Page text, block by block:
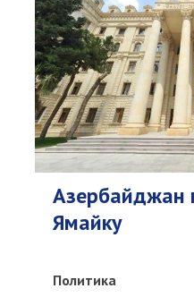
Азербайджан
Ямайку
Политика